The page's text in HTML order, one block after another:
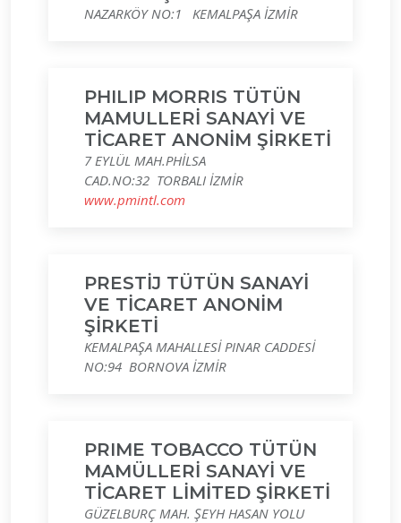
NAZARKÖY NO:1 KEMALPAŞA İZMİR
PHILIP MORRIS TÜTÜN
MAMULLERİ SANAYİ VE
TİCARET ANONİM ŞİRKETİ
7 EYLÜL MAH.PHİLSA
CAD.NO:32 TORBALI İZMİR
www.pmintl.com
PRESTİJ TÜTÜN SANAYİ
VE TİCARET ANONİM
ŞİRKETİ
KEMALPAŞA MAHALLESİ PINAR CADDESİ
NO:94 BORNOVA İZMİR
PRIME TOBACCO TÜTÜN
MAMÜLLERİ SANAYİ VE
TİCARET LİMİTED ŞİRKETİ
GÜZELBURÇ MAH. ŞEYH HASAN YOLU